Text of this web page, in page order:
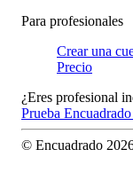
Para profesionales
Crear una
Precio
¿Eres profesional
Prueba
© Encuadrado